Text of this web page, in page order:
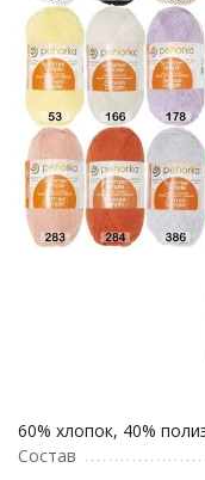
60% хлопок, 40%
Состав